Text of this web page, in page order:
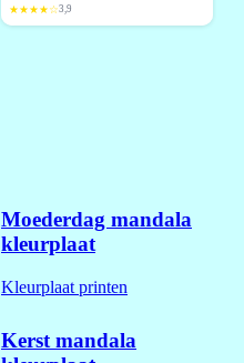
★★★★☆3,9
Moederdag mandala
kleurplaat
Kleurplaat printen
Kerst mandala